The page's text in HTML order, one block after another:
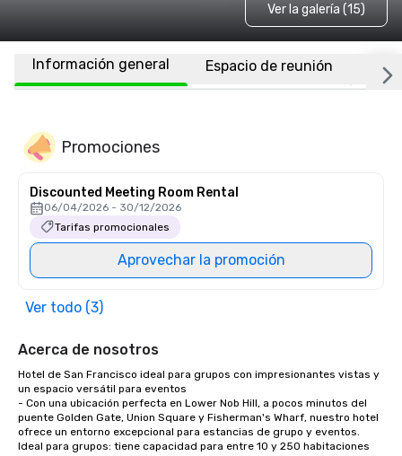
Ver la galería (15)
Información general Espacio de reunión
Promociones
Discounted Meeting Room Rental
06/04/2026 - 30/12/2026
Tarifas promocionales
Aprovechar la promoción
Ver todo (3)
Acerca de nosotros
Hotel de San Francisco ideal para grupos con impresionantes vistas y
un espacio versátil para eventos
- Con una ubicación perfecta en Lower Nob Hill, a pocos minutos del
puente Golden Gate, Union Square y Fisherman's Wharf, nuestro hotel
ofrece un entorno excepcional para estancias de grupo y eventos.
Ideal para grupos: tiene capacidad para entre 10 y 250 habitaciones